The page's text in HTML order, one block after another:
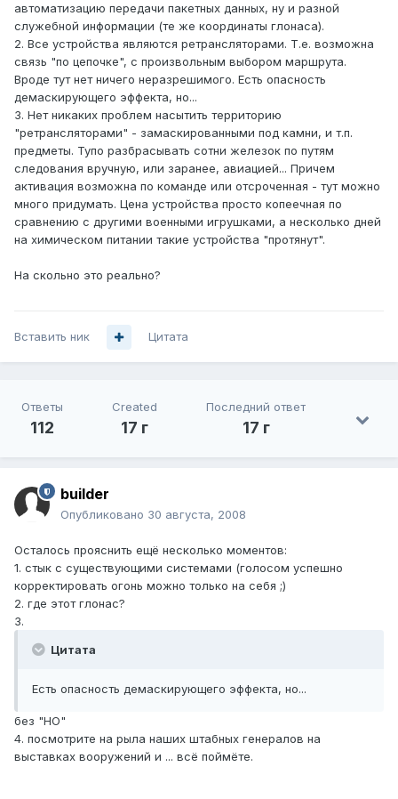
автоматизацию передачи пакетных данных, ну и разной
служебной информации (те же координаты глонаса).
2. Все устройства являются ретрансляторами. Т.е. возможна
связь "по цепочке", с произвольным выбором маршрута.
Вроде тут нет ничего неразрешимого. Есть опасность
демаскирующего эффекта, но...
3. Нет никаких проблем насытить территорию
"ретрансляторами" - замаскированными под камни, и т.п.
предметы. Тупо разбрасывать сотни железок по путям
следования вручную, или заранее, авиацией... Причем
активация возможна по команде или отсроченная - тут можно
много придумать. Цена устройства просто копеечная по
сравнению с другими военными игрушками, а несколько дней
на химическом питании такие устройства "протянут".
На скольно это реально?
Вставить ник Цитата
Ответы
112
Created
17 г
Последний ответ
17 г
builder
Опубликовано 30 августа, 2008
Осталось прояснить ещё несколько моментов:
1. стык с существующими системами (голосом успешно
корректировать огонь можно только на себя ;)
2. где этот глонас?
3.
Цитата
Есть опасность демаскирующего эффекта, но...
без "НО"
4. посмотрите на рыла наших штабных генералов на
выставках вооружений и ... всё поймёте.